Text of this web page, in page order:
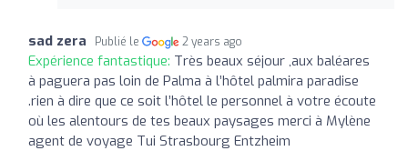
sad zera Publié le 2 years ago
Expérience fantastique: Très beaux séjour ,aux baléares
à paguera pas loin de Palma à l’hôtel palmira paradise
.rien à dire que ce soit l’hôtel le personnel à votre écoute
où les alentours de tes beaux paysages merci à Mylène
agent de voyage Tui Strasbourg Entzheim